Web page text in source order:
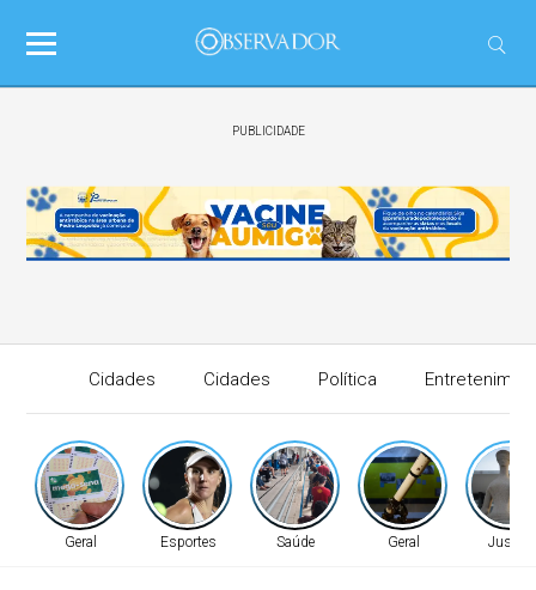
PUBLICIDADE
Cidades Cidades Política
Geral Esportes Saúde Geral Justiça